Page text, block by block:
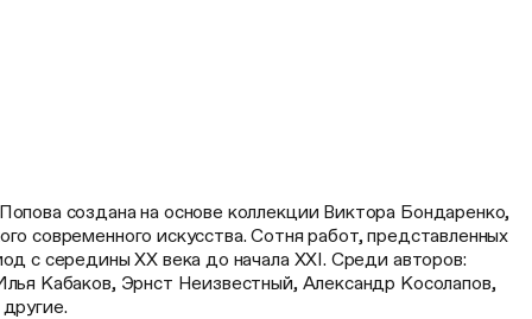
создана на основе коллекции Виктора Бондаренко,
современного искусства. Сотня работ, представленных
с середины ХХ века до начала XXI. Среди авторов:
Кабаков, Эрнст Неизвестный, Александр Косолапов,